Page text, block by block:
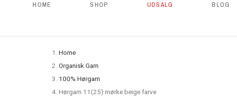
HOME SHOP UDSALG BLOG
Home
Organisk Garn
100% Hørgarn
Hørgarn 11(25) mørke beige farve